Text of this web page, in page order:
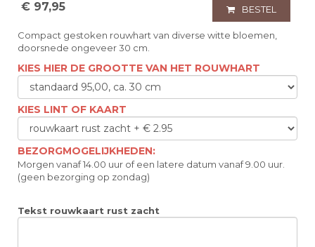
€ 97,95 BESTEL
Compact gestoken rouwhart van diverse witte bloemen,
doorsnede ongeveer 30 cm.
KIES HIER DE GROOTTE VAN HET ROUWHART
KIES LINT OF KAART
BEZORGMOGELIJKHEDEN:
Morgen vanaf 14.00 uur of een latere datum vanaf 9.00 uur.
(geen bezorging op zondag)
Tekst rouwkaart rust zacht